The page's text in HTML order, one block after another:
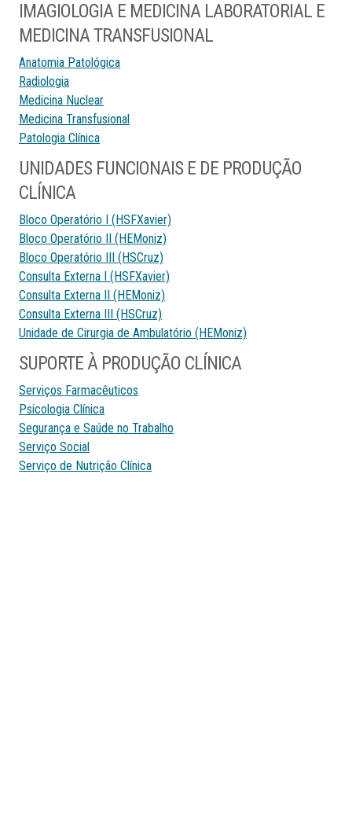
IMAGIOLOGIA E MEDICINA LABORATORIAL E
MEDICINA TRANSFUSIONAL
Anatomia Patológica
Radiologia
Medicina Nuclear
Medicina Transfusional
Patologia Clínica
UNIDADES FUNCIONAIS E DE PRODUÇÃO
CLÍNICA
Bloco Operatório I (HSFXavier)
Bloco Operatório II (HEMoniz)
Bloco Operatório III (HSCruz)
Consulta Externa I (HSFXavier)
Consulta Externa II (HEMoniz)
Consulta Externa III (HSCruz)
Unidade de Cirurgia de Ambulatório (HEMoniz)
SUPORTE À PRODUÇÃO CLÍNICA
Serviços Farmacêuticos
Psicologia Clínica
Segurança e Saúde no Trabalho
Serviço Social
Serviço de Nutrição Clínica